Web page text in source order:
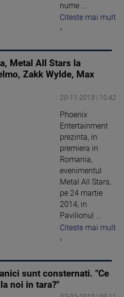
nume ...
Citeste mai mult
›
Metal All Stars la
Zakk Wylde, Max
20-11-2013 | 10:42
Phoenix
Entertainment
prezinta, in
premiera in
Romania,
evenimentul
Metal All Stars,
pe 24 martie
2014, in
Pavilionul ...
Citeste mai mult
›
sunt consternati. "Ce
noi in tara?"